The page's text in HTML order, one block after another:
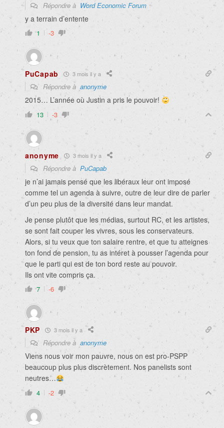
Répondre à Word Economic Forum
y a terrain d’entente
1 -3
PuCapab 3 mois il y a
Répondre à anonyme
2015… L’année où Justin a pris le pouvoir!
13 -3
anonyme 3 mois il y a
Répondre à PuCapab
je n’ai jamais pensé que les libéraux leur ont imposé
comme tel un agenda à suivre, outre de leur dire de parler
d’un peu plus de la diversité dans leur mandat.
Je pense plutôt que les médias, surtout RC, et les artistes,
se sont fait couper les vivres, sous les conservateurs.
Alors, si tu veux que ton salaire rentre, et que tu atteignes
ton fond de pension, tu as intéret à pousser l’agenda pour
que le parti qui est de ton bord reste au pouvoir.
Ils ont vite compris ça.
7 -6
PKP 3 mois il y a
Répondre à anonyme
Viens nous voir mon pauvre, nous on est pro-PSPP
beaucoup plus plus discrètement. Nos panelists sont
neutres…
4 -2